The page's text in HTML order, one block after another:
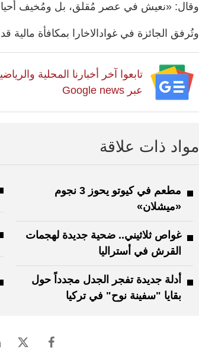
وقال: «نعيش في عصر مُقلق، بل ومُخيف
وتُرفق الجائزة في غوادالاخارا بمكافأة مالية قدرها 150 ألف
تابعوا آخر أخبارنا المحلية
عبر Google news
مواد ذات علاقة
مطعم في كيوتو يحوز 3 نجوم
«ميشلان»
غواص ثلاثيني.. ضحية جديدة لهجمات
القرش في أستراليا
أدلة جديدة تفجر الجدل مجدداً حول
بقايا "سفينة نوح" في تركيا